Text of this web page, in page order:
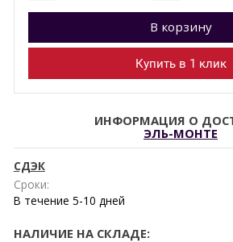
В корзину
Купить в 1 клик
ИНФОРМАЦИЯ О
ЭЛЬ-МОНТЕ
СДЭК
Сроки:
В течение 5-10 дней
НАЛИЧИЕ НА СКЛАДЕ: